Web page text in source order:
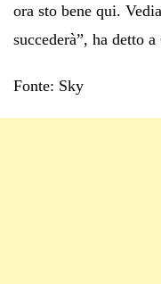
ora sto bene qui.
succederà”, ha detto
Fonte: Sky